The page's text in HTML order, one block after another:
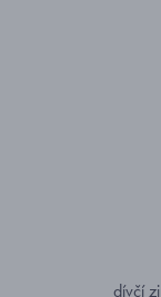
dívčí